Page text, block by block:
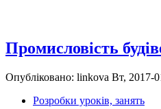
Промисловість
Опубліковано: linkova Вт, 2017-
Розробки уроків, занять